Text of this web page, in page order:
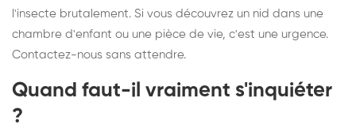
l'insecte brutalement. Si vous découvrez un nid dans une
chambre d'enfant ou une pièce de vie, c'est une urgence.
Contactez-nous sans attendre.
Quand faut-il vraiment s'inquiéter
?